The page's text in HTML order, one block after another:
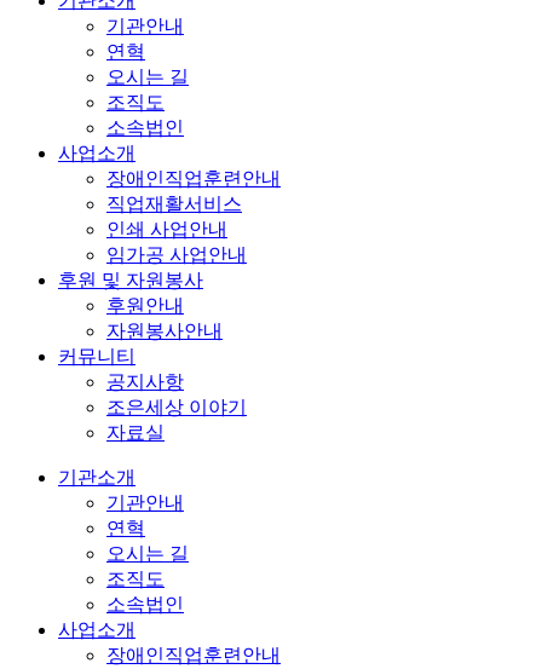
기관안내
연혁
오시는 길
조직도
소속법인
사업소개
장애인직업훈련안내
직업재활서비스
인쇄 사업안내
임가공 사업안내
후원 및 자원봉사
후원안내
자원봉사안내
커뮤니티
공지사항
조은세상 이야기
자료실
기관소개
기관안내
연혁
오시는 길
조직도
소속법인
사업소개
장애인직업훈련안내